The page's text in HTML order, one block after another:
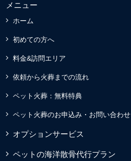
メニュー
ホーム
初めての方へ
料金&訪問エリア
依頼から火葬までの流れ
ペット火葬：無料特典
ペット火葬のお申込み・お問い合わせ
オプションサービス
ペットの海洋散骨代行プラン